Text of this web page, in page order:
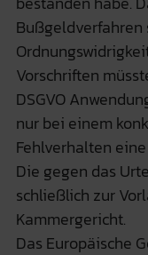
Bußgeldverfahren
Vorschriften
DSGVO
nur bei einem
Fehlverhalten
Die gegen das
schließlich zur
Kammergericht.
Das Europäische